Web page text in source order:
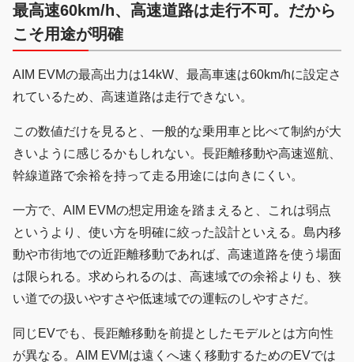
最高速60km/h、高速道路は走行不可。だから
こそ用途が明確
AIM EVMの最高出力は14kW、最高車速は60km/hに設定さ
れているため、高速道路は走行できない。
この数値だけを見ると、一般的な乗用車と比べて制約が大
きいように感じるかもしれない。長距離移動や高速巡航、
幹線道路で余裕を持って走る用途には向きにくい。
一方で、AIM EVMの想定用途を踏まえると、これは弱点
というより、使い方を明確に絞った設計といえる。島内移
動や市街地での近距離移動であれば、高速道路を使う場面
は限られる。求められるのは、高速域での余裕よりも、狭
い道での扱いやすさや低速域での運転のしやすさだ。
同じEVでも、長距離移動を前提としたモデルとは方向性
が異なる。AIM EVMは遠くへ速く移動するためのEVでは